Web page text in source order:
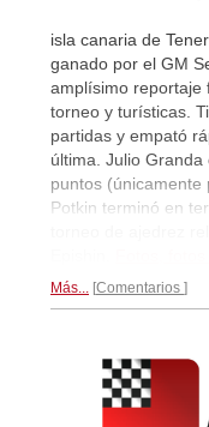
isla canaria de
ganado por el GM
amplísimo reportaje
torneo y turísticas.
partidas y empató
última. Julio
puntos (únicamente
Potkin terminó en
Más... Comentarios